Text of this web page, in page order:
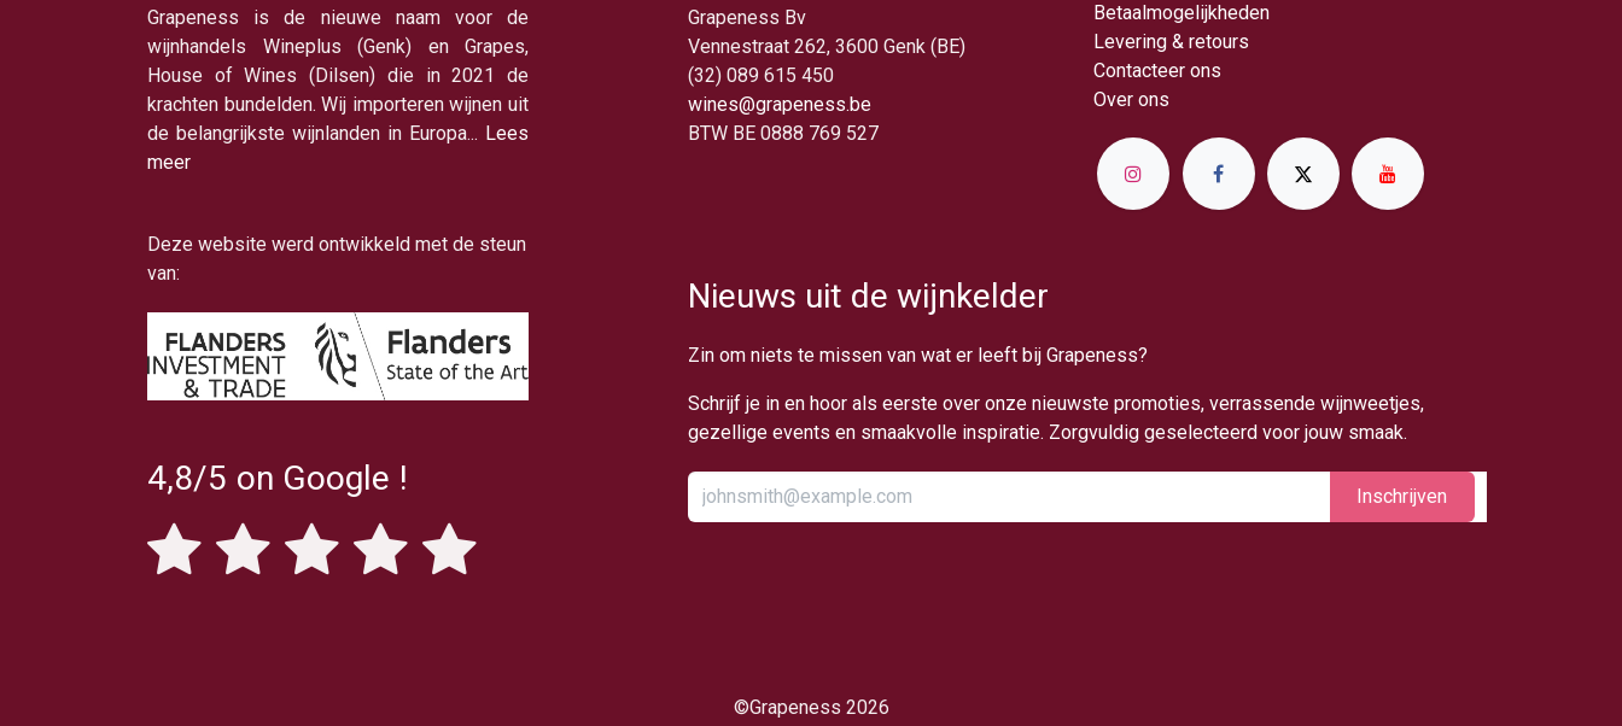
Betaalmogelijkheden
Levering & retou​rs
Contacteer ons
Over ​ons
Grapeness Bv
Vennestraat 262, 3600 Genk (BE)
(32) 089 615 450
wines@grapeness.be
BTW BE 0888 769 527
Grapeness is de nieuwe naam voor de
wijnhandels Wineplus (Genk) en Grapes,
House of Wines (Dilsen) die in 2021 de
krachten bundelden. Wij importeren wijnen uit
de belangrijkste wijnlanden in Europa... Lees
meer
Deze website werd ontwikkeld met de steun
van:
4,8/5 on Google !
Nieuws uit de wijnkelder
Zin om niets te missen van wat er leeft bij Grapeness?
Schrijf je in en hoor als eerste over onze nieuwste promoties, verrassende wijnweetjes,
gezellige events en smaakvolle inspiratie. Zorgvuldig geselecteerd voor jouw smaak.
Inschrijv​​​​​​​​​​en
​©Grapeness 2026